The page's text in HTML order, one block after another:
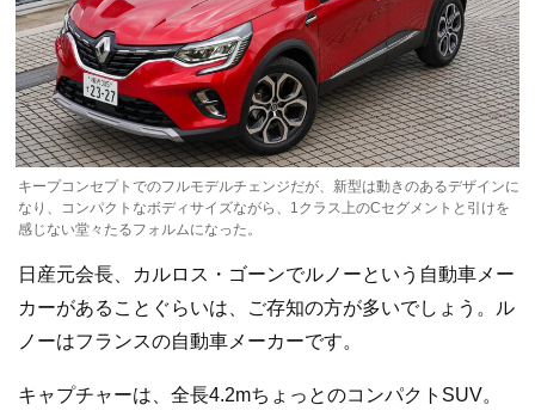
キープコンセプトでのフルモデルチェンジだが、新型は動きのあるデザインに
なり、コンパクトなボディサイズながら、1クラス上のCセグメントと引けを
感じない堂々たるフォルムになった。
日産元会長、カルロス・ゴーンでルノーという自動車メー
カーがあることぐらいは、ご存知の方が多いでしょう。ル
ノーはフランスの自動車メーカーです。
キャプチャーは、全長4.2mちょっとのコンパクトSUV。